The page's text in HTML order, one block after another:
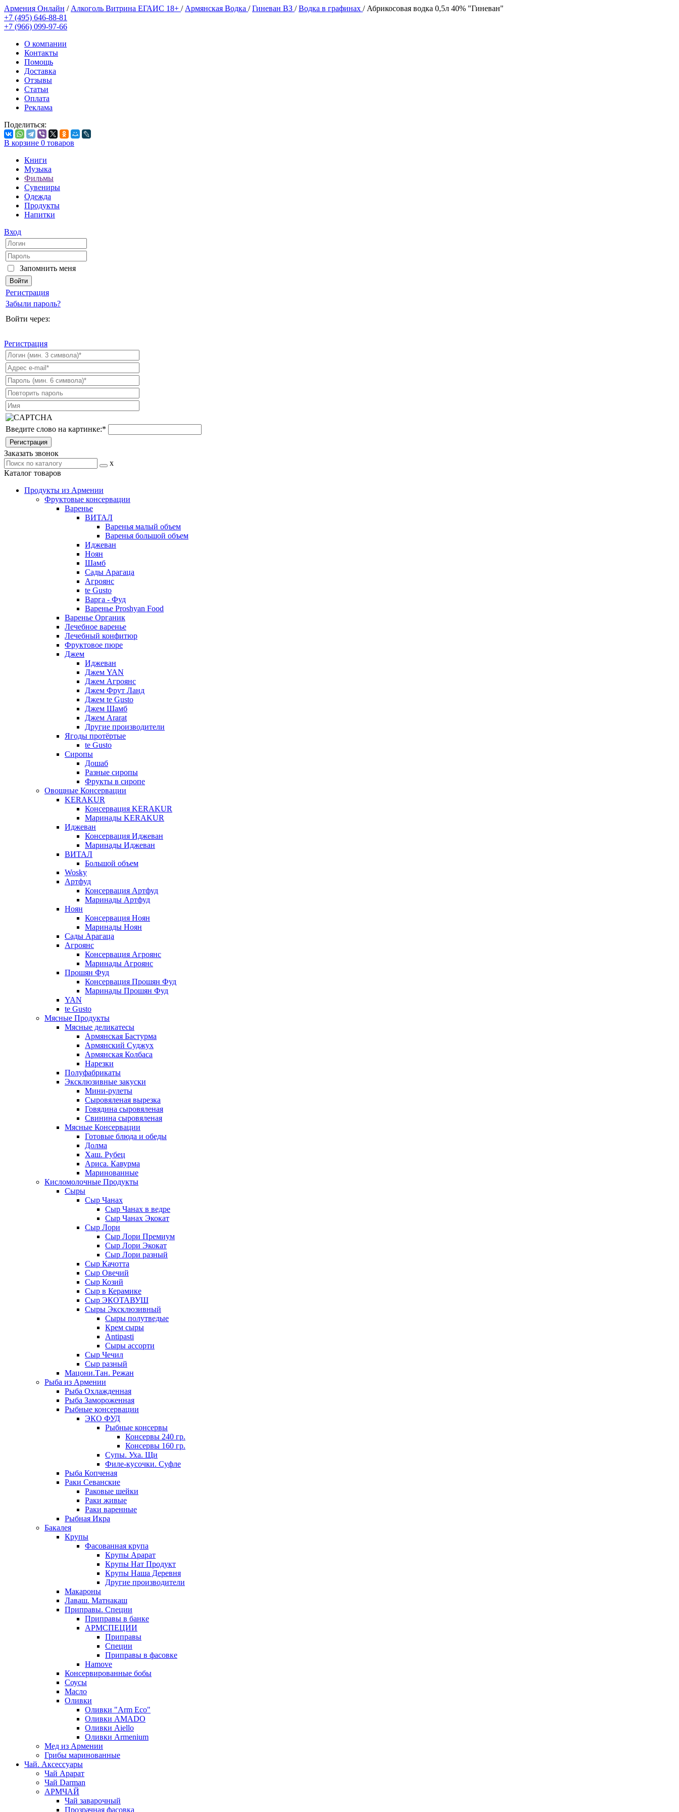
Армения Онлайн / Алкоголь Витрина ЕГАИС 18+ / Армянская Водка /Гиневан ВЗ /Водка в графинах / Абрикосовая водка 0,5л 40% "Гиневан"
+7 (495) 646-88-81
+7 (966) 099-97-66
О компании
Контакты
Помощь
Доставка
Отзывы
Статьи
Оплата
Реклама
Поделиться:
В корзине 0 товаров
Книги
Музыка
Фильмы
Сувениры
Одежда
Продукты
Напитки
Вход
Запомнить меня
Регистрация
Забыли пароль?
Войти через:
Регистрация
Введите слово на картинке:*
Заказать звонок
x
Каталог товаров
Продукты из Армении
Фруктовые консервации
Варенье
ВИТАЛ
Варенья малый объем
Варенья большой объем
Иджеван
Ноян
Шамб
Сады Арагаца
Агроянс
te Gusto
Варга - Фуд
Варенье Proshyan Food
Варенье Органик
Лечебное варенье
Лечебный конфитюр
Фруктовое пюре
Джем
Иджеван
Джем YAN
Джем Агроянс
Джем Фрут Ланд
Джем te Gusto
Джем Шамб
Джем Ararat
Другие производители
Ягоды протёртые
te Gusto
Сиропы
Дошаб
Разные сиропы
Фрукты в сиропе
Овощные Консервации
KERAKUR
Консервация KERAKUR
Маринады KERAKUR
Иджеван
Консервация Иджеван
Маринады Иджеван
ВИТАЛ
Большой объем
Wosky
Артфуд
Консервация Артфуд
Маринады Артфуд
Ноян
Консервация Ноян
Маринады Ноян
Сады Арагаца
Агроянс
Консервация Агроянс
Маринады Агроянс
Прошян Фуд
Консервация Прошян Фуд
Маринады Прошян Фуд
YAN
te Gusto
Мясные Продукты
Мясные деликатесы
Армянская Бастурма
Армянский Суджух
Армянская Колбаса
Нарезки
Полуфабрикаты
Эксклюзивные закуски
Мини-рулеты
Сыровяленая вырезка
Говядина сыровяленая
Свинина сыровяленая
Мясные Консервации
Готовые блюда и обеды
Долма
Хаш. Рубец
Ариса. Кавурма
Маринованные
Кисломолочные Продукты
Сыры
Сыр Чанах
Сыр Чанах в ведре
Сыр Чанах Экокат
Сыр Лори
Сыр Лори Премиум
Сыр Лори Экокат
Сыр Лори разный
Сыр Качотта
Сыр Овечий
Сыр Козий
Сыр в Керамике
Сыр ЭКОТАВУШ
Сыры Эксклюзивный
Сыры полутведые
Крем сыры
Antipasti
Сыры ассорти
Сыр Чечил
Сыр разный
Мацони.Тан. Режан
Рыба из Армении
Рыба Охлажденная
Рыба Замороженная
Рыбные консервации
ЭКО ФУД
Рыбные консервы
Консервы 240 гр.
Консервы 160 гр.
Супы. Уха. Щи
Филе-кусочки. Суфле
Рыба Копченая
Раки Севанские
Раковые шейки
Раки живые
Раки варенные
Рыбная Икра
Бакалея
Крупы
Фасованная крупа
Крупы Арарат
Крупы Нат Продукт
Крупы Наша Деревня
Другие производители
Макароны
Лаваш. Матнакаш
Приправы. Специи
Приправы в банке
АРМСПЕЦИИ
Приправы
Специи
Приправы в фасовке
Hamove
Консервированные бобы
Соусы
Масло
Оливки
Оливки "Arm Eco"
Оливки AMADO
Оливки Aiello
Оливки Armenium
Мед из Армении
Грибы маринованные
Чай. Аксессуары
Чай Арарат
Чай Darman
АРМЧАЙ
Чай заварочный
Прозрачная фасовка